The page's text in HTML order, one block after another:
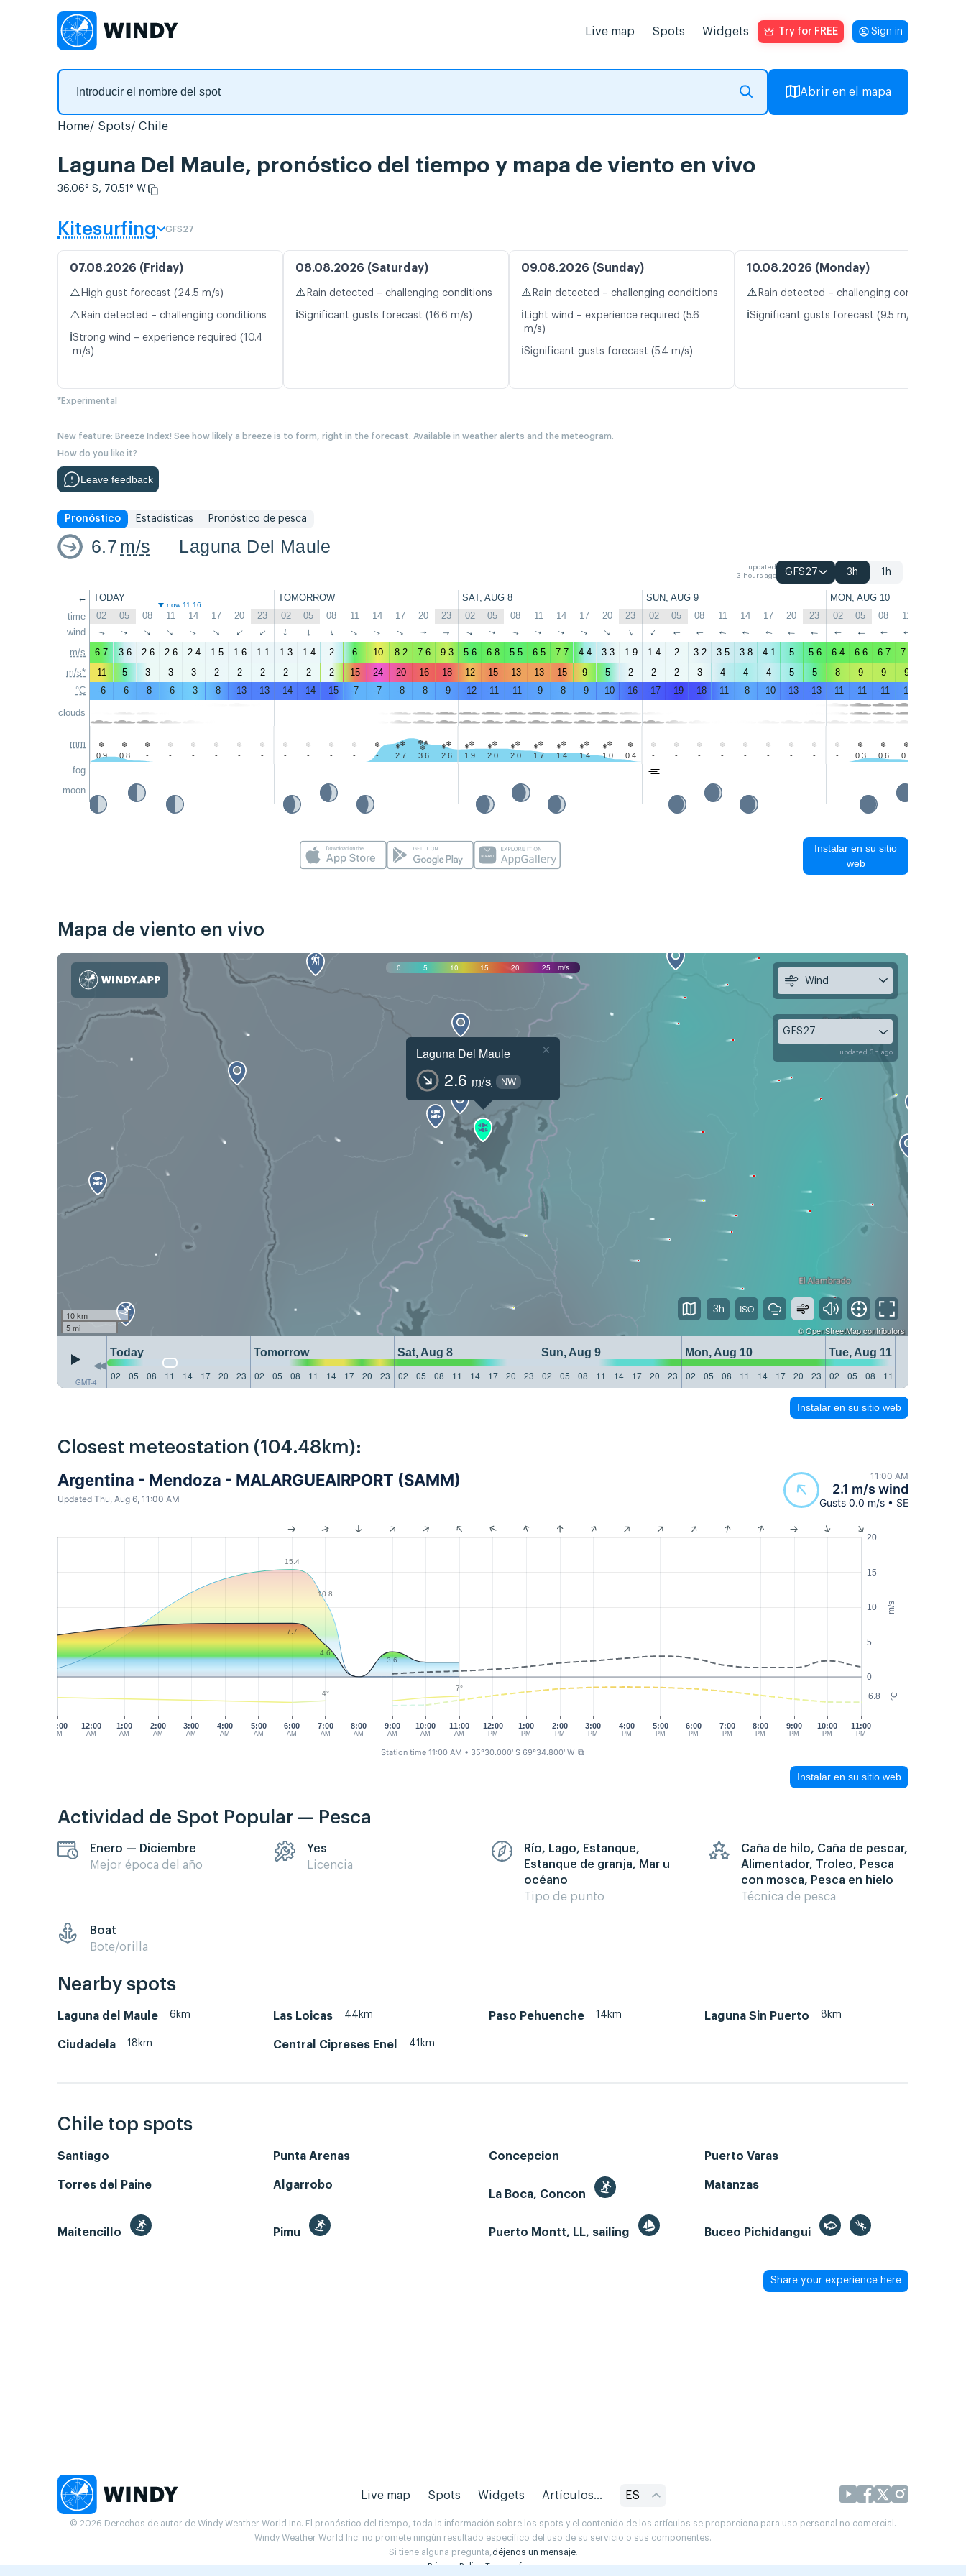
Live map Spots Widgets Try for FREE Sign in
Abrir en el mapa
Home Spots Chile
Laguna Del Maule, pronóstico del tiempo y mapa de viento en vivo
36.06° S, 70.51° W
Kitesurfing GFS27
07.08.2026 (Friday)
⚠️ High gust forecast (24.5 m/s)
⚠️ Rain detected – challenging conditions
ℹ️Strong wind – experience required (10.4
m/s)
08.08.2026 (Saturday)
⚠️ Rain detected – challenging conditions
ℹ️Significant gusts forecast (16.6 m/s)
09.08.2026 (Sunday)
⚠️ Rain detected – challenging conditions
ℹ️ Light wind – experience required (5.6
m/s)
ℹ️Significant gusts forecast (5.4 m/s)
10.08.2026 (Monday)
⚠️ Rain detected – challenging conditions
ℹ️Significant gusts forecast (9.5 m/s)
*Experimental
New feature: Breeze Index! See how likely a breeze is to form, right in the forecast. Available in weather alerts and the meteogram.
How do you like it?
Leave feedback
Pronóstico Estadísticas Pronóstico de pesca
6.7 m/s Laguna Del Maule
updated
3 hours ago
GFS27 3h 1h
←
time
wind
m/s
m/s*
°C
clouds
mm
fog
moon
TODAY TOMORROW SAT, AUG 8 SUN, AUG 9 MON, AUG 10
now 11:16
02 05 08 11 14 17 20 23 02 05 08 11 14 17 20 23 02 05 08 11 14 17 20 23 02 05 08 11 14 17 20 23 02 05 08 11
↑ ↑ ↑ ↑ ↑ ↑ ↑ ↑ ↑ ↑ ↑ ↑ ↑ ↑ ↑ ↑ ↑ ↑ ↑ ↑ ↑ ↑ ↑ ↑ ↑ ↑ ↑ ↑ ↑ ↑ ↑ ↑ ↑ ↑ ↑ ↑
6.7 3.6 2.6 2.6 2.4 1.5 1.6 1.1 1.3 1.4 2 6 10 8.2 7.6 9.3 5.6 6.8 5.5 6.5 7.7 4.4 3.3 1.9 1.4 2 3.2 3.5 3.8 4.1 5 5.6 6.4 6.6 6.7 7.4
11
5 3 3 3 2 2 2 2 2 2 15 24 20 16 18 12 15 13 13 15 9 5 2 2 2 3 4 4 4 5 5 8 9 9 9
-6
-6 -8 -6 -3 -8 -13 -13 -14 -14 -15 -7 -7 -8 -8 -9 -12 -11 -11 -9 -8 -9 -10 -16 -17 -19 -18 -11 -8 -10 -13 -13 -11 -11 -11 -10
0.9 0.8 - - - - - - - - - - - 2.7 3.6 2.6 1.9 2.0 2.0 1.7 1.4 1.4 1.0 0.4 - - - - - - - - - 0.3 0.6 0.4
Instalar en su sitio
web
Mapa de viento en vivo
0 5 10 15 20 25 m/s
Laguna Del Maule
2.6 m/s NW
×
10 km
5 mi
©OpenStreetMapcontributors
GMT-4
Today Tomorrow Sat, Aug 8 Sun, Aug 9 Mon, Aug 10
Tue, Aug 11
02
05 08 11 14 17 20 23 02 05 08 11 14 17 20 23 02 05 08 11 14 17 20 23 02 05 08 11 14 17 20 23 02 05 08 11 14 17 20 23 02 05 08 11
Wind
GFS27
updated 3h ago
3h
Instalar en su sitio web
Closest meteostation (104.48km):
Argentina - Mendoza - MALARGUEAIRPORT (SAMM)
Updated Thu, Aug 6, 11:00 AM
11:00 AM
2.1 m/s wind
Gusts 0.0 m/s • SE
m/s
°C
0
5
10
15
20
6.8
11:00
PM
12:00
AM
1:00
AM
2:00
AM
3:00
AM
4:00
AM
5:00
AM
6:00
AM
7:00
AM
8:00
AM
9:00
AM
10:00
AM
11:00
AM
12:00
PM
1:00
PM
2:00
PM
3:00
PM
4:00
PM
5:00
PM
6:00
PM
7:00
PM
8:00
PM
10:00
PM
11:00
PM
9:00
PM
15.4
10.8
7.7
4.6
3.6
4°
7°
Station time 11:00 AM • 35°30.000' S 69°34.800' W ⧉
Instalar en su sitio web
Actividad de Spot Popular — Pesca
Enero — Diciembre
Mejor época del año
Yes
Licencia
Río, Lago, Estanque,
Estanque de granja, Mar u
océano
Tipo de punto
Caña de hilo, Caña de pescar,
Alimentador, Troleo, Pesca
con mosca, Pesca en hielo
Técnica de pesca
Boat
Bote/orilla
Nearby spots
Laguna del Maule 6km Las Loicas 44km Paso Pehuenche 14km Laguna Sin Puerto 8km
Ciudadela 18km Central Cipreses Enel 41km
Chile top spots
Santiago Punta Arenas Concepcion Puerto Varas
Torres del Paine
Algarrobo
La Boca, Concon
Matanzas
Maitencillo Pimu Puerto Montt, LL, sailing Buceo Pichidangui
Share your experience here
Live map Spots Widgets Artículos... ES
© 2026 Derechos de autor de Windy Weather World Inc. El pronóstico del tiempo, toda la información sobre los spots y el contenido de los artículos se proporciona para uso personal no comercial.
Windy Weather World Inc. no promete ningún resultado específico del uso de su servicio o sus componentes.
Si tiene alguna pregunta, déjenos un mensaje.
Privacy Policy Terms of use